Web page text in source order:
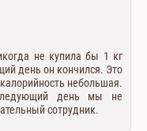
не купила бы 1 кг
день он кончился. Это
небольшая.
день мы не
сотрудник.